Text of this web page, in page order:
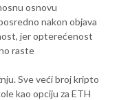
osnovu
nakon objava
jer opterećenost
raste
Sve veći broj kripto
kao opciju za ETH